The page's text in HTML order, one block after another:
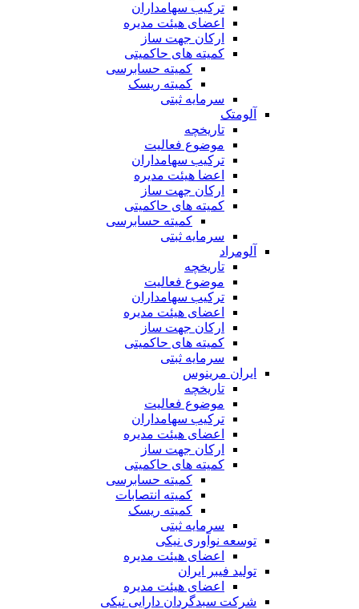
ترکیب سهامداران
اعضای هیئت مدیره
ارکان جهت ساز
کمیته های حاکمیتی
کمیته حسابرسی
کمیته ریسک
سرمایه ثبتی
آلومتک
تاریخچه
موضوع فعالیت
ترکیب سهامداران
اعضا هیئت مدیره
ارکان جهت ساز
کمیته های حاکمیتی
کمیته حسابرسی
سرمایه ثبتی
آلومراد
تاریخچه
موضوع فعالیت
ترکیب سهامداران
اعضای هیئت مدیره
ارکان جهت ساز
کمیته های حاکمیتی
سرمایه ثبتی
ایران مرینوس
تاریخچه
موضوع فعالیت
ترکیب سهامداران
اعضای هیئت مدیره
ارکان جهت ساز
کمیته های حاکمیتی
کمیته حسابرسی
کمیته انتصابات
کمیته ریسک
سرمایه ثبتی
توسعه نوآوری نیکی
اعضای هیئت مدیره
تولید فیبر ایران
اعضای هیئت مدیره
شرکت سبدگردان دارایی نیکی